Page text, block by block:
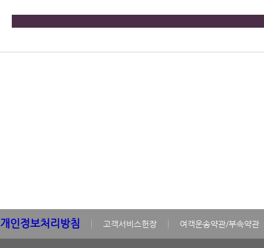
개인정보처리방침 고객서비스헌장 여객운송약관/부속약관